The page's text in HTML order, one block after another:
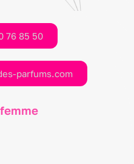
76 85 50
parfums.com